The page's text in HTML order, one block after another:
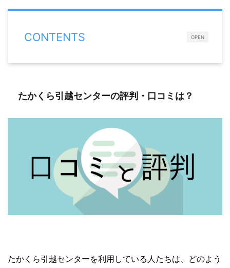
OPEN
CONTENTS
たかくら引越センターの評判・口コミは？
たかくら引越センターを利用している人たちは、どのよう